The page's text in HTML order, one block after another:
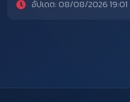
อัปเดต: 08/08/2026 19:01